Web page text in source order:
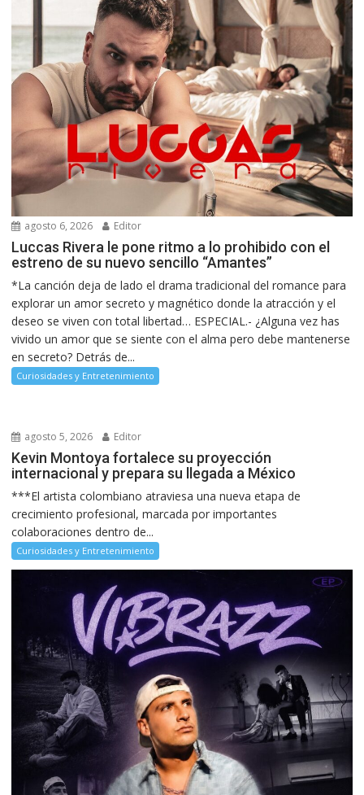
agosto 6, 2026 Editor
Luccas Rivera le pone ritmo a lo prohibido con el
estreno de su nuevo sencillo “Amantes”
*La canción deja de lado el drama tradicional del romance para
explorar un amor secreto y magnético donde la atracción y el
deseo se viven con total libertad… ESPECIAL.- ¿Alguna vez has
vivido un amor que se siente con el alma pero debe mantenerse
en secreto? Detrás de...
Curiosidades y Entretenimiento
agosto 5, 2026 Editor
Kevin Montoya fortalece su proyección
internacional y prepara su llegada a México
***El artista colombiano atraviesa una nueva etapa de
crecimiento profesional, marcada por importantes
colaboraciones dentro de...
Curiosidades y Entretenimiento